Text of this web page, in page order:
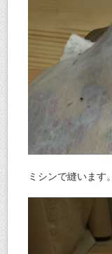
ミシンで縫います。